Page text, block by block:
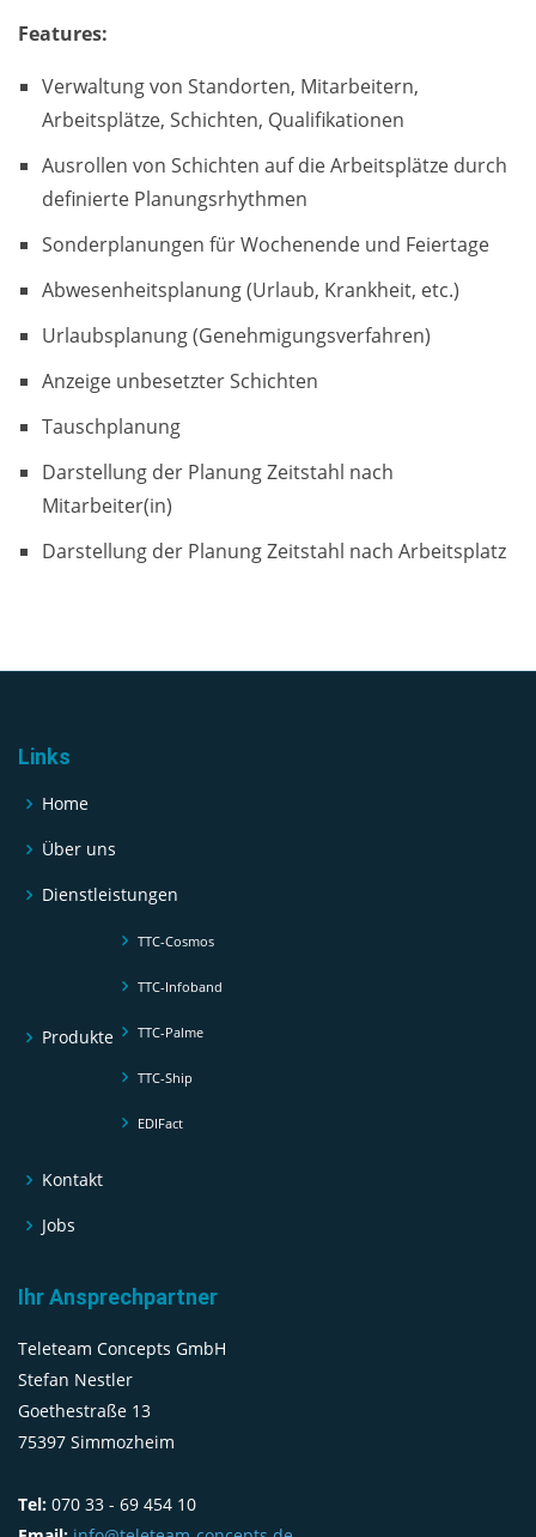
Features:
Verwaltung von Standorten, Mitarbeitern,
Arbeitsplätze, Schichten, Qualifikationen
Ausrollen von Schichten auf die Arbeitsplätze durch
definierte Planungsrhythmen
Sonderplanungen für Wochenende und Feiertage
Abwesenheitsplanung (Urlaub, Krankheit, etc.)
Urlaubsplanung (Genehmigungsverfahren)
Anzeige unbesetzter Schichten
Tauschplanung
Darstellung der Planung Zeitstahl nach
Mitarbeiter(in)
Darstellung der Planung Zeitstahl nach Arbeitsplatz
Links
Home
Über uns
Dienstleistungen
Produkte
TTC-Cosmos
TTC-Infoband
TTC-Palme
TTC-Ship
EDIFact
Kontakt
Jobs
Ihr Ansprechpartner
Teleteam Concepts GmbH
Stefan Nestler
Goethestraße 13
75397 Simmozheim
Tel: 070 33 - 69 454 10